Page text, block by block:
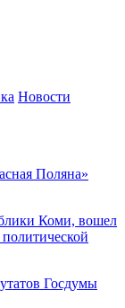
Новости
Поляна»
Коми, вошел
Госдумы